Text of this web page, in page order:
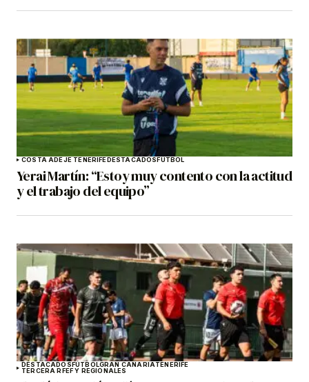
COSTA ADEJE TENERIFEDESTACADOSFÚTBOL
Yerai Martín: “Estoy muy contento con la actitud
y el trabajo del equipo”
DESTACADOSFÚTBOLGRAN CANARIATENERIFE
TERCERA RFEF Y REGIONALES